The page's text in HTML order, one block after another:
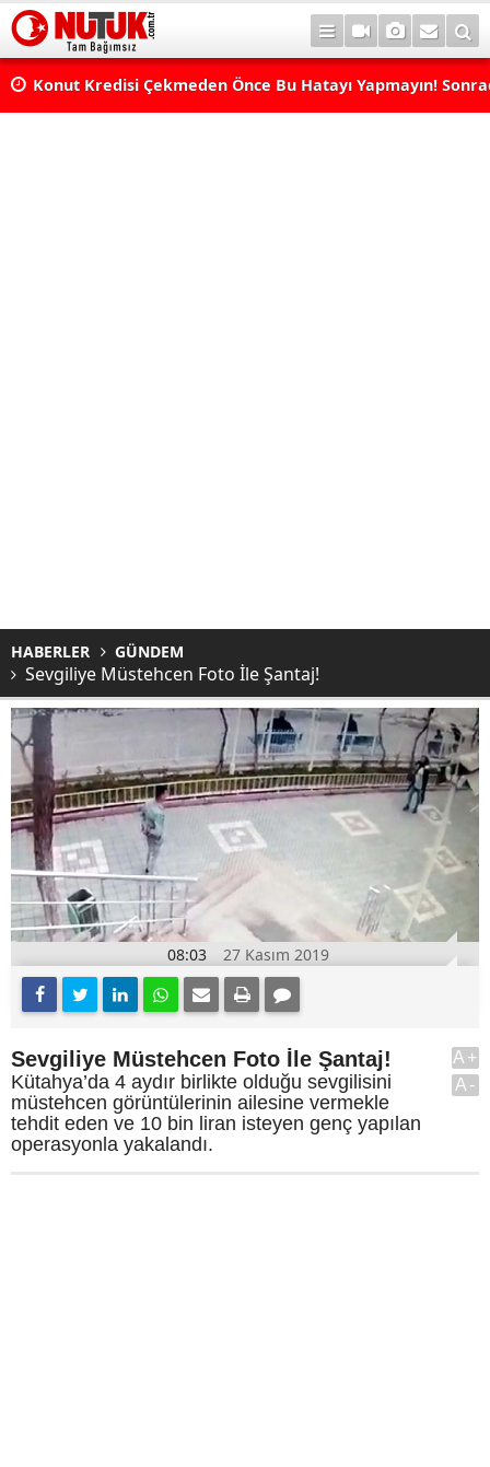
Konut Kredisi Çekmeden Önce Bu Hatayı Yapmayın!
HABERLER GÜNDEM
Sevgiliye Müstehcen Foto İle Şantaj!
08:03 27 Kasım 2019
Sevgiliye Müstehcen Foto İle Şantaj!
Kütahya’da 4 aydır birlikte olduğu sevgilisini
müstehcen görüntülerinin ailesine vermekle
tehdit eden ve 10 bin liran isteyen genç yapılan
operasyonla yakalandı.
A+
A-